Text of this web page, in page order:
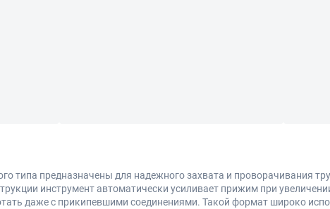
типа предназначены для надежного захвата и проворачивания
инструмент автоматически усиливает прижим при
даже с прикипевшими соединениями. Такой формат широко